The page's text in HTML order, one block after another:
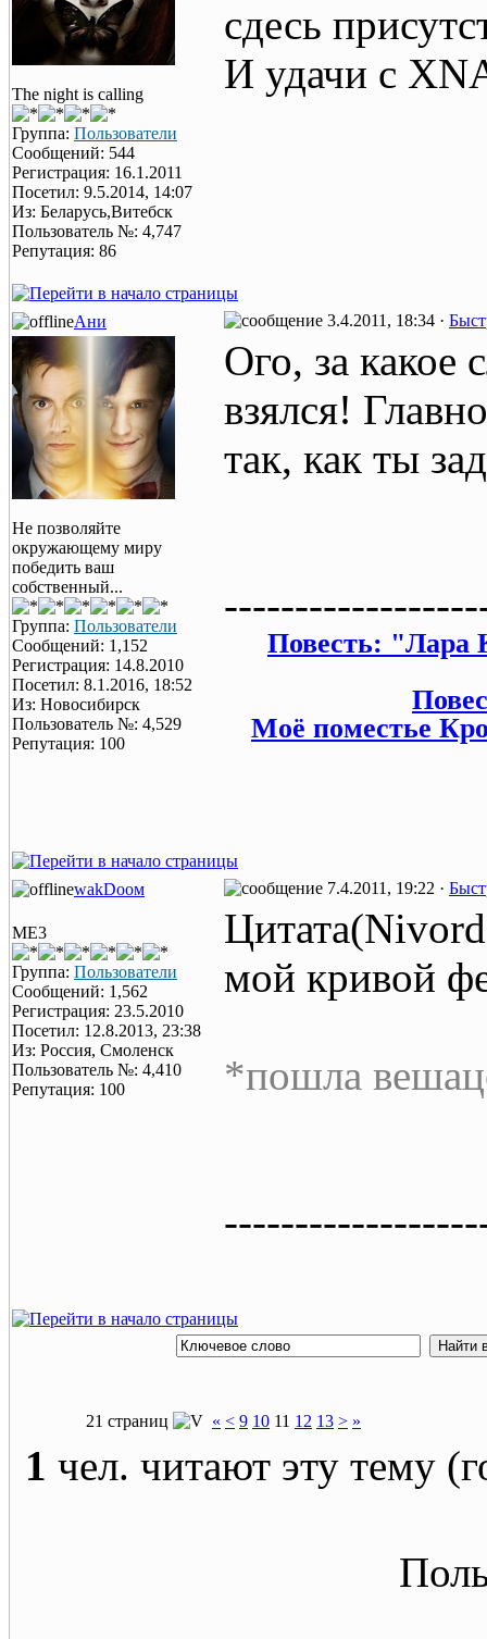
The night is calling
Группа: Пользователи
Сообщений: 544
Регистрация: 16.1.2011
Посетил: 9.5.2014, 14:07
Из: Беларусь,Витебск
Пользователь №: 4,747
Репутация: 86
сдесь
И удачи с
Ани 3.4.2011, 18:34 ·
Не позволяйте
окружающему миру
победить ваш
собственный...
Группа: Пользователи
Сообщений: 1,152
Регистрация: 14.8.2010
Посетил: 8.1.2016, 18:52
Из: Новосибирск
Пользователь №: 4,529
Репутация: 100
Ого, за какое
взялся!
так, как ты
Повесть: "Лара
Моё поместье
wаkDоом 7.4.2011, 19:22 ·
ME3
Группа: Пользователи
Сообщений: 1,562
Регистрация: 23.5.2010
Посетил: 12.8.2013, 23:38
Из: Россия, Смоленск
Пользователь №: 4,410
Репутация: 100
мой кривой
*пошла
21 страниц « < 9 10 11 12 13 > »
1 чел. читают эту тему